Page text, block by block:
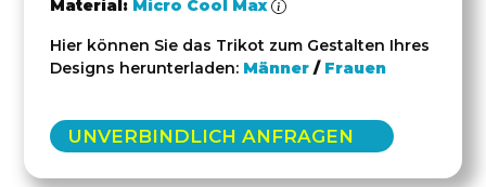
Material: Micro Cool Max
Hier können Sie das Trikot zum Gestalten Ihres
Designs herunterladen: Männer / Frauen
UNVERBINDLICH ANFRAGEN